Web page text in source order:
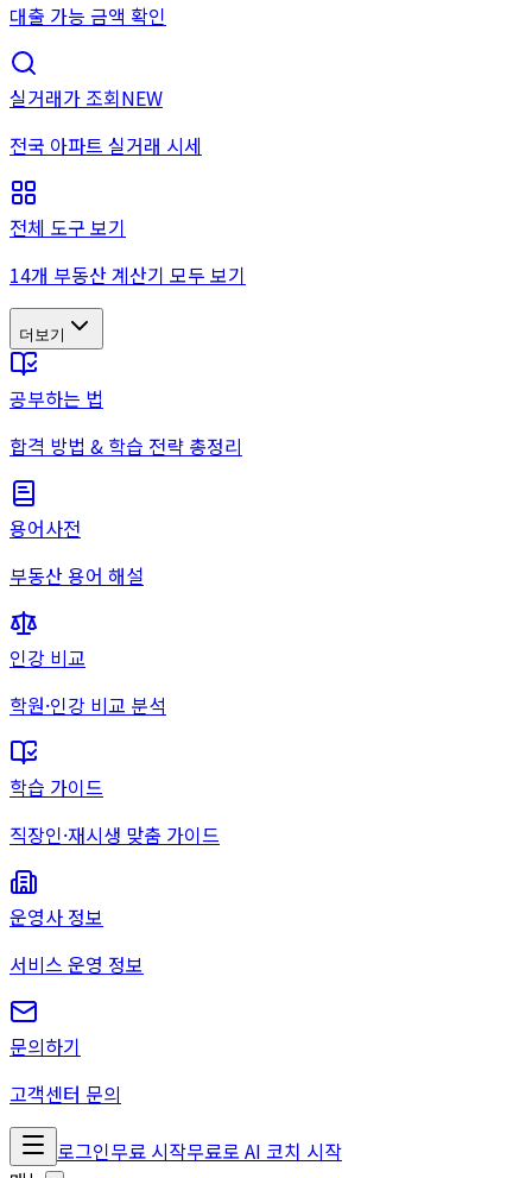
대출 가능 금액 확인
실거래가 조회NEW
전국 아파트 실거래 시세
전체 도구 보기
14개 부동산 계산기 모두 보기
더보기
공부하는 법
합격 방법 & 학습 전략 총정리
용어사전
부동산 용어 해설
인강 비교
학원·인강 비교 분석
학습 가이드
직장인·재시생 맞춤 가이드
운영사 정보
서비스 운영 정보
문의하기
고객센터 문의
로그인무료 시작무료로 AI 코치 시작